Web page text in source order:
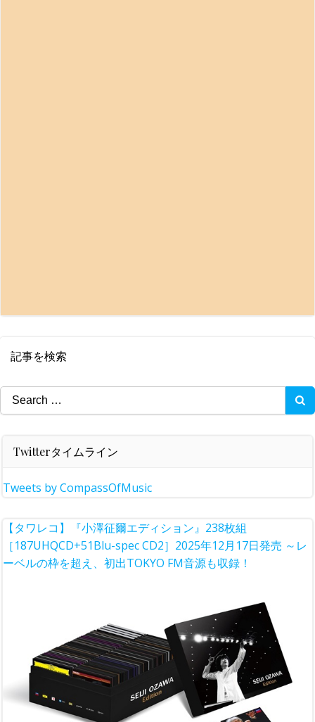
記事を検索
Search
for:
Twitterタイムライン
Tweets by CompassOfMusic
【タワレコ】『小澤征爾エディション』238枚組
［187UHQCD+51Blu-spec CD2］2025年12月17日発売 ～レ
ーベルの枠を超え、初出TOKYO FM音源も収録！